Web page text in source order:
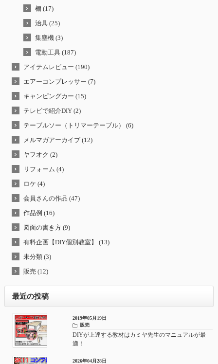
棚 (17)
治具 (25)
集塵機 (3)
電動工具 (187)
アイテムレビュー (190)
エアーコンプレッサー (7)
キャンピングカー (15)
テレビで紹介DIY (2)
テーブルソー（トリマーテーブル） (6)
メルマガアーカイブ (12)
ヤフオク (2)
リフォーム (4)
ロケ (4)
会員さんの作品 (47)
作品例 (16)
図面の書き方 (9)
有料企画【DIY個別教室】 (13)
未分類 (3)
販売 (12)
最近の投稿
2019年05月19日
販売
DIYが上達する教材はカミヤ先生のマニュアルが最
適！
2026年04月28日